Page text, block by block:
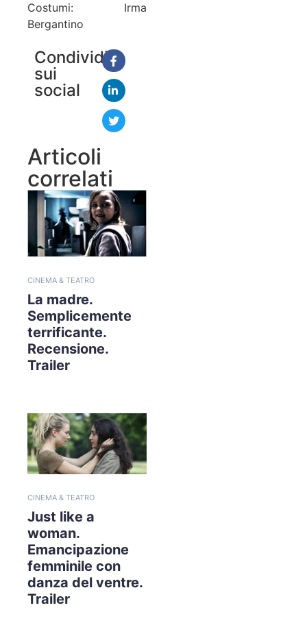
Costumi: Irma
Bergantino
Condividi
sui
social
Articoli
correlati
CINEMA & TEATRO
La madre.
Semplicemente
terrificante.
Recensione.
Trailer
CINEMA & TEATRO
Just like a
woman.
Emancipazione
femminile con
danza del ventre.
Trailer